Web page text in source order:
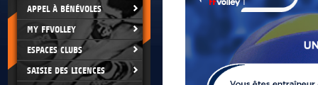
APPEL À BÉNÉVOLES
MY FFVOLLEY
ESPACES CLUBS
SAISIE DES LICENCES